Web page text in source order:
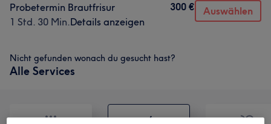
Probetermin Brautfrisur
1 Std. 30 Min.Details anzeigen
300 € Auswählen
Nicht gefunden wonach du gesucht hast?
Alle Services